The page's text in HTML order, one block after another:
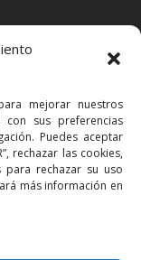
mejorar nuestros
con sus preferencias
Puedes aceptar
rechazar las cookies,
para rechazar su uso
más información en
(Bcn)